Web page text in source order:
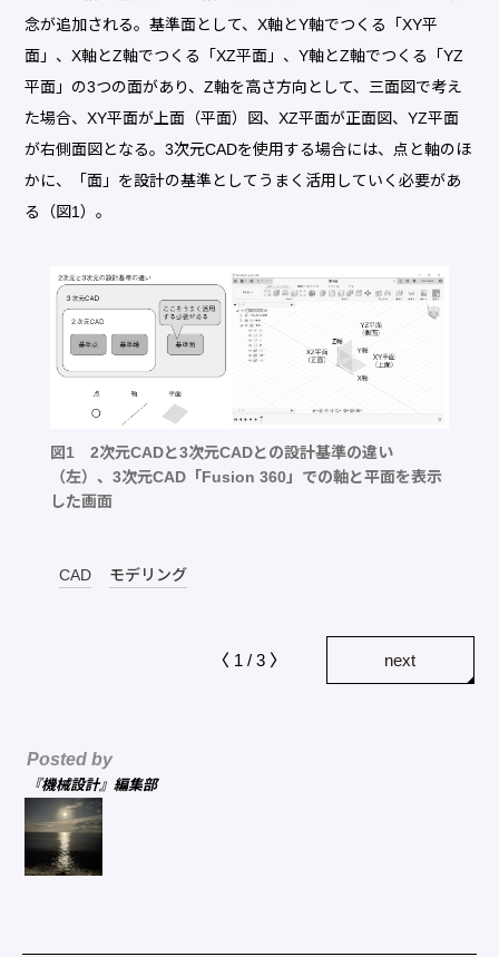
念が追加される。基準面として、X軸とY軸でつくる「XY平
面」、X軸とZ軸でつくる「XZ平面」、Y軸とZ軸でつくる「YZ
平面」の3つの面があり、Z軸を高さ方向として、三面図で考え
た場合、XY平面が上面（平面）図、XZ平面が正面図、YZ平面
が右側面図となる。3次元CADを使用する場合には、点と軸のほ
かに、「面」を設計の基準としてうまく活用していく必要があ
る（図1）。
図1 2次元CADと3次元CADとの設計基準の違い
（左）、3次元CAD「Fusion 360」での軸と平面を表示
した画面
CAD モデリング
〈 1 / 3 〉 next
Posted by
『機械設計』編集部